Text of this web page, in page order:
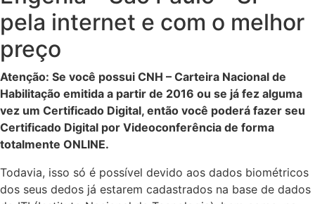
pela internet e com o melhor
preço
Atenção: Se você possui CNH – Carteira Nacional de
Habilitação emitida a partir de 2016 ou se já fez alguma
vez um Certificado Digital, então você poderá fazer seu
Certificado Digital por Videoconferência de forma
totalmente ONLINE.
Todavia, isso só é possível devido aos dados biométricos
dos seus dedos já estarem cadastrados na base de dados